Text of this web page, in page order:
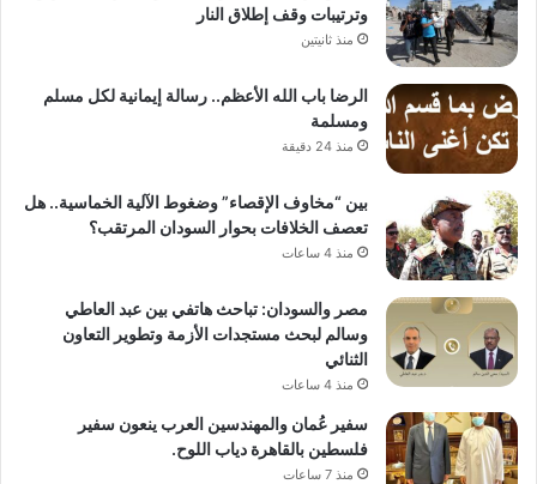
وترتيبات وقف إطلاق النار
منذ ثانيتين
الرضا باب الله الأعظم.. رسالة إيمانية لكل مسلم
ومسلمة
منذ 24 دقيقة
بين “مخاوف الإقصاء” وضغوط الآلية الخماسية.. هل
تعصف الخلافات بحوار السودان المرتقب؟
منذ 4 ساعات
مصر والسودان: تباحث هاتفي بين عبد العاطي
وسالم لبحث مستجدات الأزمة وتطوير التعاون
الثنائي
منذ 4 ساعات
سفير عُمان والمهندسين العرب ينعون سفير
فلسطين بالقاهرة دياب اللوح.
منذ 7 ساعات